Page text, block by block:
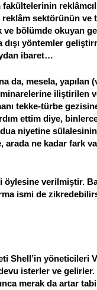
sektörünün ve
bölümde okuyan
dışı yöntemler
ibaret…
da, mesela, yapılan
minarelerine iliştirilen
tekke-türbe gezisine
ettim diye,
niyetine
arada ne kadar fark
verilmiştir.
ismi de
Shell’in yöneticileri
isterler ve
merak da artar